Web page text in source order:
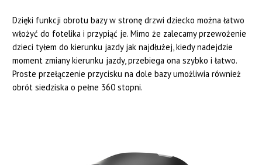
Dzięki funkcji obrotu bazy w stronę drzwi dziecko można łatwo
włożyć do fotelika i przypiąć je. Mimo że zalecamy przewożenie
dzieci tyłem do kierunku jazdy jak najdłużej, kiedy nadejdzie
moment zmiany kierunku jazdy, przebiega ona szybko i łatwo.
Proste przełączenie przycisku na dole bazy umożliwia również
obrót siedziska o pełne 360 stopni.